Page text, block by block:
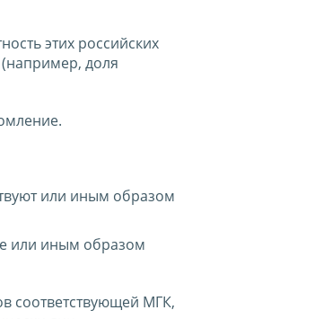
этих российских
доля
или иным образом
или иным образом
соответствующей МГК,